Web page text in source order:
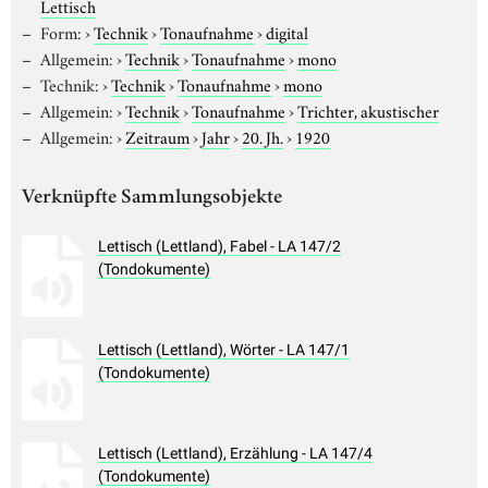
Lettisch
Form:›Technik›Tonaufnahme›digital
Allgemein:›Technik›Tonaufnahme›mono
Technik:›Technik›Tonaufnahme›mono
Allgemein:›Technik›Tonaufnahme›Trichter, akustischer
Allgemein:›Zeitraum›Jahr›20. Jh.› 1920
Verknüpfte Sammlungsobjekte
Lettisch (Lettland), Fabel - LA 147/2
(Tondokumente)
Lettisch (Lettland), Wörter - LA 147/1
(Tondokumente)
Lettisch (Lettland), Erzählung - LA 147/4
(Tondokumente)